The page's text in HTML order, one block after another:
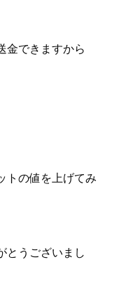
金できますから
トの値を上げてみ
とうございまし